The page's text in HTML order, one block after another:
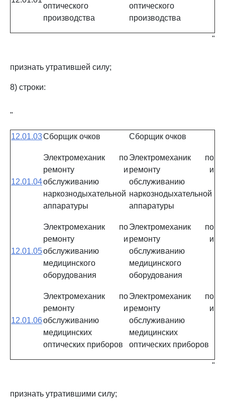
оптического
производства
оптического
производства
"
признать утратившей силу;
8) строки:
"
12.01.03Сборщик очков Сборщик очков
12.01.04
Электромеханик по
ремонту и
обслуживанию
наркознодыхательной
аппаратуры
Электромеханик по
ремонту и
обслуживанию
наркознодыхательной
аппаратуры
12.01.05
Электромеханик по
ремонту и
обслуживанию
медицинского
оборудования
Электромеханик по
ремонту и
обслуживанию
медицинского
оборудования
12.01.06
Электромеханик по
ремонту и
обслуживанию
медицинских
оптических приборов
Электромеханик по
ремонту и
обслуживанию
медицинских
оптических приборов
"
признать утратившими силу;